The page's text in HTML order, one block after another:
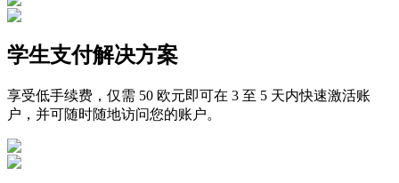
学生支付解决方案
享受低手续费，仅需 50 欧元即可在 3 至 5 天内快速激活账
户，并可随时随地访问您的账户。